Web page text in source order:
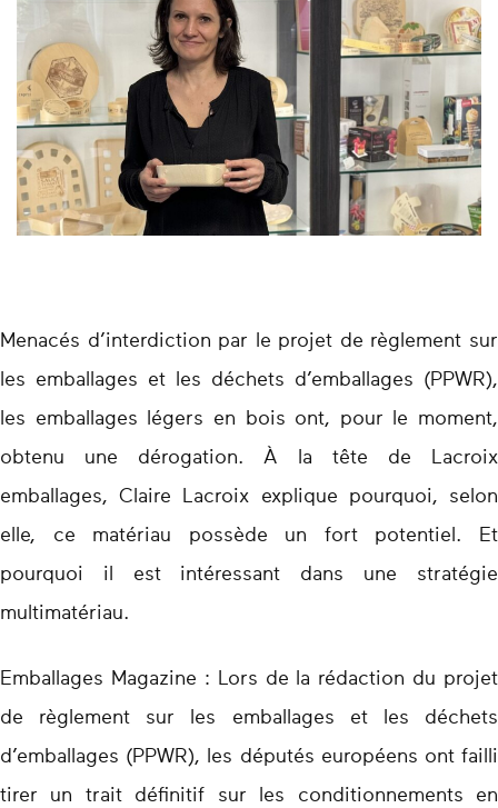
Menacés d’interdiction par le projet de règlement sur
les emballages et les déchets d’emballages (PPWR),
les emballages légers en bois ont, pour le moment,
obtenu une dérogation. À la tête de Lacroix
emballages, Claire Lacroix explique pourquoi, selon
elle, ce matériau possède un fort potentiel. Et
pourquoi il est intéressant dans une stratégie
multimatériau.
Emballages Magazine : Lors de la rédaction du projet
de règlement sur les emballages et les déchets
d’emballages (PPWR), les députés européens ont failli
tirer un trait définitif sur les conditionnements en